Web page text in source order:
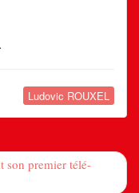
Ludovic ROUXEL
premier télé-